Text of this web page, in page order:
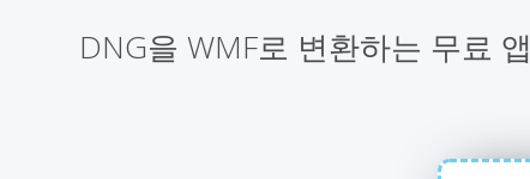
DNG을 WMF로 변환하는 무료 앱